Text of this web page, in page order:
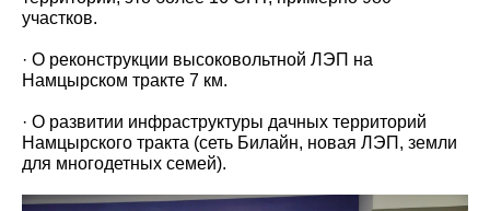
участков.
· О реконструкции высоковольтной ЛЭП на
Намцырском тракте 7 км.
· О развитии инфраструктуры дачных территорий
Намцырского тракта (сеть Билайн, новая ЛЭП, земли
для многодетных семей).